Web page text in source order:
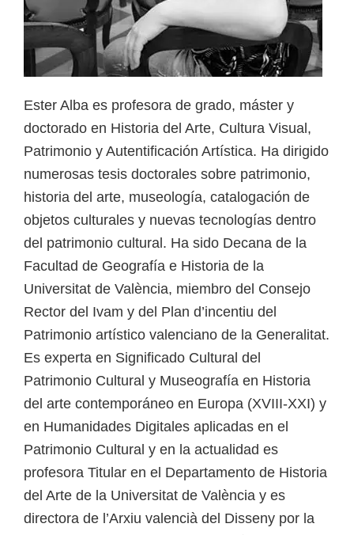
Ester Alba es profesora de grado, máster y
doctorado en Historia del Arte, Cultura Visual,
Patrimonio y Autentificación Artística. Ha dirigido
numerosas tesis doctorales sobre patrimonio,
historia del arte, museología, catalogación de
objetos culturales y nuevas tecnologías dentro
del patrimonio cultural. Ha sido Decana de la
Facultad de Geografía e Historia de la
Universitat de València, miembro del Consejo
Rector del Ivam y del Plan d’incentiu del
Patrimonio artístico valenciano de la Generalitat.
Es experta en Significado Cultural del
Patrimonio Cultural y Museografía en Historia
del arte contemporáneo en Europa (XVIII-XXI) y
en Humanidades Digitales aplicadas en el
Patrimonio Cultural y en la actualidad es
profesora Titular en el Departamento de Historia
del Arte de la Universitat de València y es
directora de l’Arxiu valencià del Disseny por la